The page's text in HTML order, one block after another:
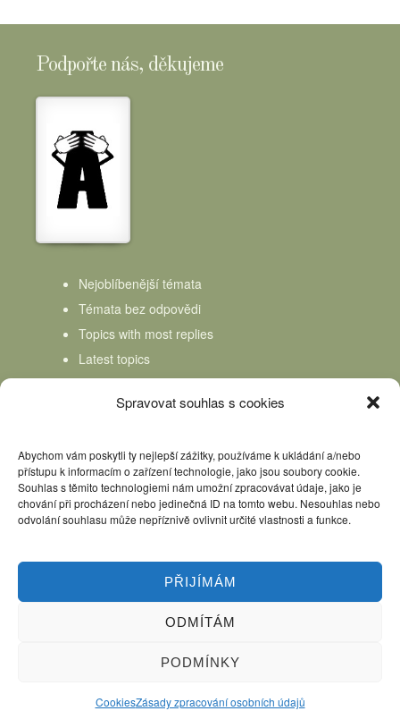
Spravovat souhlas s cookies
Abychom vám poskytli ty nejlepší zážitky, používáme k ukládání a/nebo
přístupu k informacím o zařízení technologie, jako jsou soubory cookie.
Souhlas s těmito technologiemi nám umožní zpracovávat údaje, jako je
chování při procházení nebo jedinečná ID na tomto webu. Nesouhlas nebo
odvolání souhlasu může nepříznivě ovlivnit určité vlastnosti a funkce.
PŘIJÍMÁM
ODMÍTÁM
PODMÍNKY
CookiesZásady zpracování osobních údajů
Podpořte nás, děkujeme
Nejoblíbenější témata
Témata bez odpovědi
Topics with most replies
Latest topics
Topics Freshness
Kniha Domácí mlékař Nápověda